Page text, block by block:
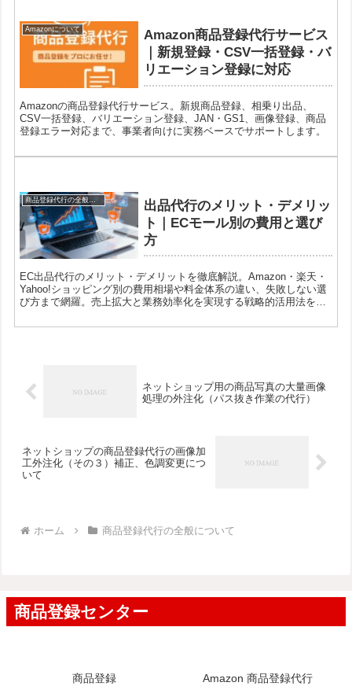
Amazonについて
Amazon商品登録代行サービス
｜新規登録・CSV一括登録・バ
リエーション登録に対応
Amazonの商品登録代行サービス。新規商品登録、相乗り出品、
CSV一括登録、バリエーション登録、JAN・GS1、画像登録、商品
登録エラー対応まで、事業者向けに実務ベースでサポートします。
商品登録代行の全般について
出品代行のメリット・デメリッ
ト｜ECモール別の費用と選び
方
EC出品代行のメリット・デメリットを徹底解説。Amazon・楽天・
Yahoo!ショッピング別の費用相場や料金体系の違い、失敗しない選
び方まで網羅。売上拡大と業務効率化を実現する戦略的活用法を紹
ネットショップ用の商品写真の大量画像
処理の外注化（パス抜き作業の代行）
ネットショップの商品登録代行の画像加
工外注化（その３）補正、色調変更につ
いて
ホーム 商品登録代行の全般について
商品登録 Amazon 商品登録代行